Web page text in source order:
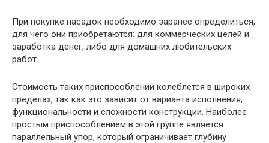
При покупке насадок необходимо заранее определиться,
для чего они приобретаются: для коммерческих целей и
заработка денег, либо для домашних любительских
работ.
Стоимость таких приспособлений колеблется в широких
пределах, так как это зависит от варианта исполнения,
функциональности и сложности конструкции. Наиболее
простым приспособлением в этой группе является
параллельный упор, который ограничивает глубину